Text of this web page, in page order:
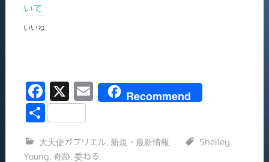
いて
いいね:
F
a
e
X
E
l
Recommend
共
大天使ガブリエル 新規・最新情報
Shelley
Young 奇跡, 委ねる